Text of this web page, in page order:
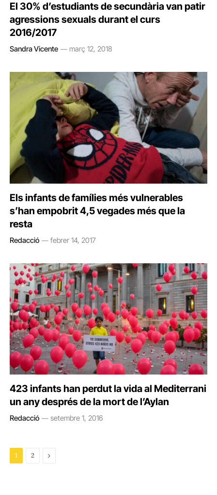
El 30% d’estudiants de secundària van patir
agressions sexuals durant el curs
2016/2017
Sandra Vicente març 12, 2018
Els infants de famílies més vulnerables
s’han empobrit 4,5 vegades més que la
resta
Redacció febrer 14, 2017
423 infants han perdut la vida al Mediterrani
un any després de la mort de l’Aylan
Redacció setembre 1, 2016
1 2 Next